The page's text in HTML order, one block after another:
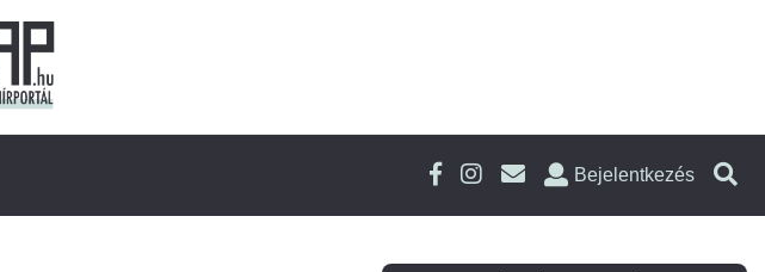
Bejelentkezés